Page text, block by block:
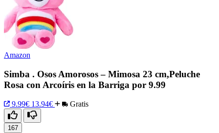
Amazon
Simba . Osos Amorosos – Mimosa 23 cm,Peluche
Rosa con Arcoíris en la Barriga por 9.99
9.99€ 13.94€ Gratis
167